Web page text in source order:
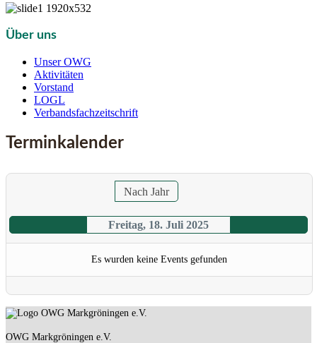
Über uns
Unser OWG
Aktivitäten
Vorstand
LOGL
Verbandsfachzeitschrift
Terminkalender
Nach Jahr
Freitag, 18. Juli 2025
Es wurden keine Events gefunden
OWG Markgröningen e.V.